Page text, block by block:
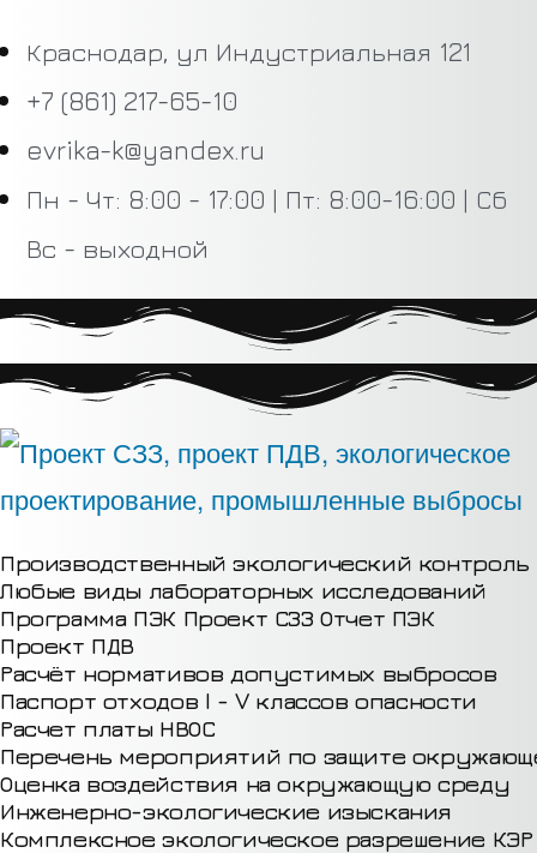
Краснодар, ул Индустриальная 121
+7 (861) 217-65-10
evrika-k@yandex.ru
Пн - Чт: 8:00 - 17:00 | Пт: 8:00-16:00 | Сб
Вс - выходной
Производственный экологический контроль
Любые виды лабораторных исследований
Программа ПЭК Проект СЗЗОтчет ПЭК
Проект ПДВ
Расчёт нормативов допустимых выбросов
Паспорт отходов I - V классов опасности
Расчет платы НВОС
Перечень мероприятий по защите
Оценка воздействия на окружающую среду
Инженерно-экологические изыскания
Комплексное экологическое разрешение КЭР